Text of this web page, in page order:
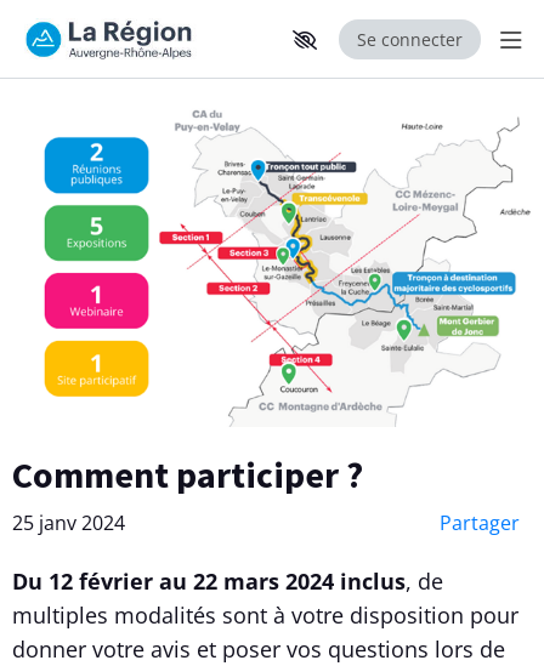
Se connecter
Comment participer ?
25 janv 2024 Partager
Du 12 février au 22 mars 2024 inclus, de
multiples modalités sont à votre disposition pour
donner votre avis et poser vos questions lors de